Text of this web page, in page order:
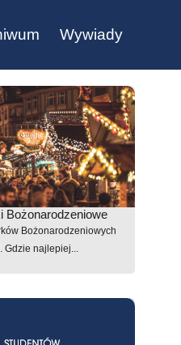
Wywiady
Bożonarodzeniowe
Bożonarodzeniowych
Gdzie najlepiej...